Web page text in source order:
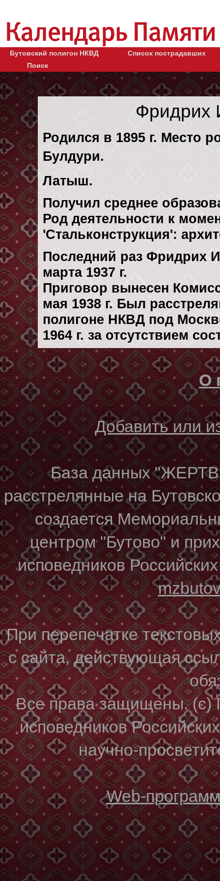
Бутовский полигон НКВД
Список пострадавших
Поиск
Фридрих
Родился в 1895 г. Место
Булдури.
Латыш.
Получил среднее
Род деятельности к
'Стальконструкция':
Последний раз Фридрих
марта 1937 г.
Приговор вынесен
мая 1938 г. Был
полигоне НКВД под
1964 г. за отсутствием
О
Добавить или
База данных
расстрелянные на
создается
центром "Бутово" и
исповедников
При перепечатке
с сайта, действующая
Все права защищены. (с)
исповедников
научно-
Web-